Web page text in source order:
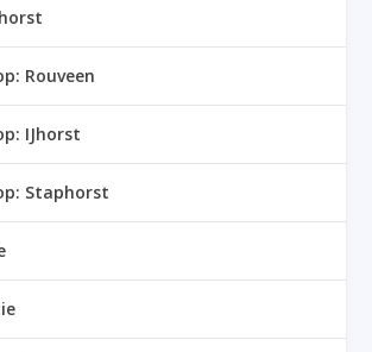
Rouveen
IJhorst
Staphorst